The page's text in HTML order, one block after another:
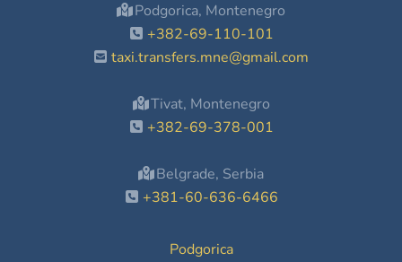
Podgorica, Montenegro
+382-69-110-101
taxi.transfers.mne@gmail.com
Tivat, Montenegro
+382-69-378-001
Belgrade, Serbia
+381-60-636-6466
Podgorica